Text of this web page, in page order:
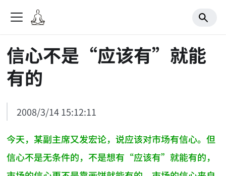
信心不是“应该有”就能
有的
2008/3/14 15:12:11
今天，某副主席又发宏论，说应该对市场有信心。但
信心不是无条件的，不是想有“应该有”就能有的，